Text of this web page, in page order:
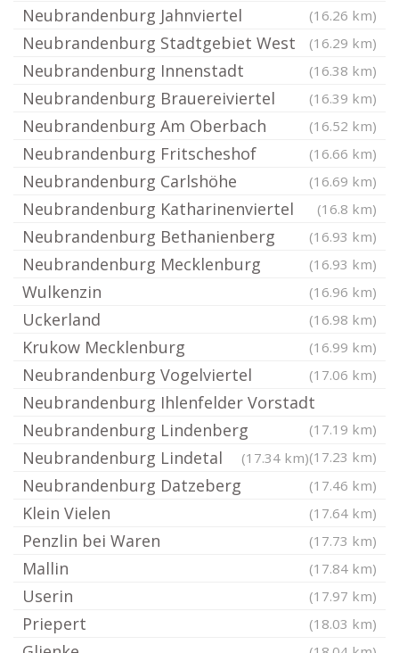
Neubrandenburg Jahnviertel (16.26 km)
Neubrandenburg Stadtgebiet West (16.29 km)
Neubrandenburg Innenstadt (16.38 km)
Neubrandenburg Brauereiviertel (16.39 km)
Neubrandenburg Am Oberbach (16.52 km)
Neubrandenburg Fritscheshof (16.66 km)
Neubrandenburg Carlshöhe (16.69 km)
Neubrandenburg Katharinenviertel (16.8 km)
Neubrandenburg Bethanienberg (16.93 km)
Neubrandenburg Mecklenburg (16.93 km)
Wulkenzin (16.96 km)
Uckerland (16.98 km)
Krukow Mecklenburg (16.99 km)
Neubrandenburg Vogelviertel (17.06 km)
Neubrandenburg Ihlenfelder Vorstadt
(17.19 km)
Neubrandenburg Lindenberg
(17.23 km)
Neubrandenburg Lindetal (17.34 km)
Neubrandenburg Datzeberg (17.46 km)
Klein Vielen (17.64 km)
Penzlin bei Waren (17.73 km)
Mallin (17.84 km)
Userin (17.97 km)
Priepert (18.03 km)